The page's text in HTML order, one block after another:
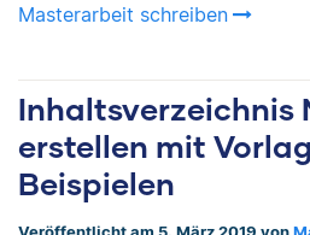
Masterarbeit schreiben
Inhaltsverzeichnis
erstellen mit
Beispielen